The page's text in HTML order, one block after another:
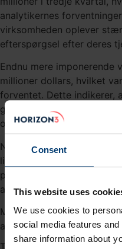
Consent
This website uses
We use cookies to
social media features
share information about
analytikernes
virksomheden oplever
efterspørgsel efter deres
Endnu mere imponerende
millioner dollars, hvilket
forventet. Dette indikerer,
genererer mere indtægt,
omkostninger og opnår
Nettooverskuddet per
ligeledes forventningerne
positiv indikation på
aktionærer.
Markedet tog særdeles
aktiekursen op med knap